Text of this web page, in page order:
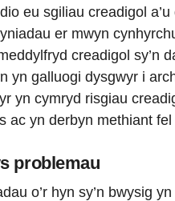
eu sgiliau creadigol
er mwyn
creadigol sy’n
yn galluogi dysgwyr i
yn cymryd risgiau
ac yn derbyn methiant
problemau
o’r hyn sy’n bwysig